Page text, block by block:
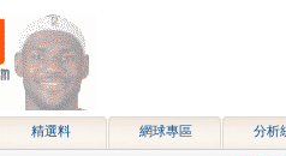
精選料 網球專區 分析